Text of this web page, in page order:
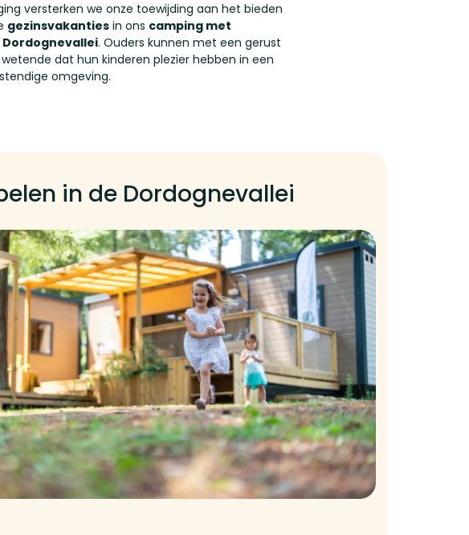
versterken we onze toewijding aan het bieden
gezinsvakanties in ons camping met
. Ouders kunnen met een gerust
dat hun kinderen plezier hebben in een
omgeving.
in de Dordognevallei